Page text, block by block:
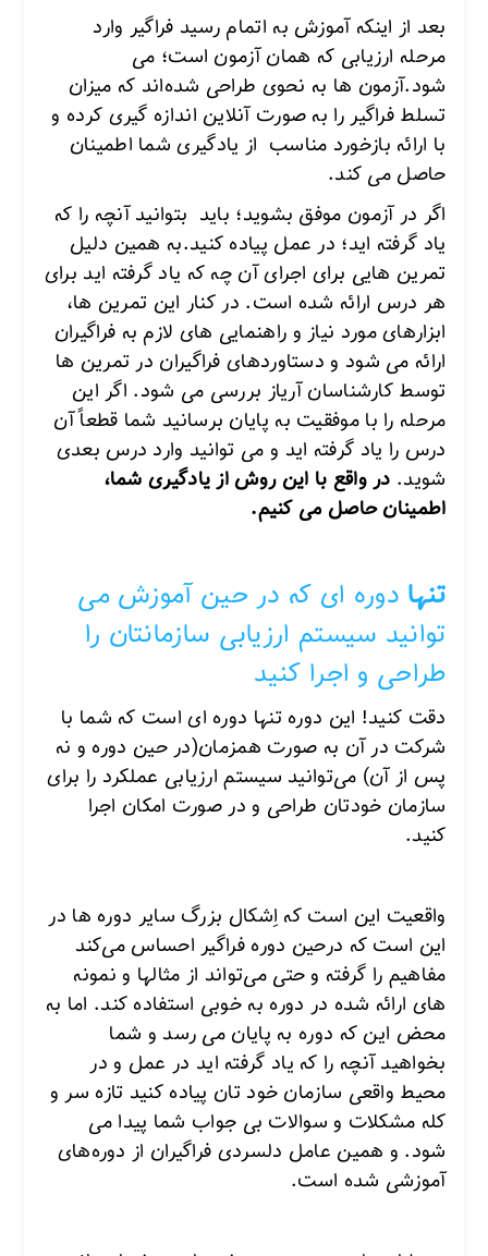
بعد از اینکه آموزش به اتمام رسید فراگیر وارد
مرحله ارزیابی که همان آزمون است؛ می
شود.آزمون ها به نحوی طراحی شده‌اند که میزان
تسلط فراگیر را به صورت آنلاین اندازه گیری کرده و
با ارائه بازخورد مناسب از یادگیری شما اطمینان
حاصل می کند.
اگر در آزمون موفق بشوید؛ باید بتوانید آنچه را که
یاد گرفته اید؛ در عمل پیاده کنید.به همین دلیل
تمرین هایی برای اجرای آن چه که یاد گرفته اید برای
هر درس ارائه شده است. در کنار این تمرین ها،
ابزارهای مورد نیاز و راهنمایی های لازم به فراگیران
ارائه می شود و دستاوردهای فراگیران در تمرین ها
توسط کارشناسان آریاز بررسی می شود. اگر این
مرحله را با موفقیت به پایان برسانید شما قطعاً آن
درس را یاد گرفته اید و می توانید وارد درس بعدی
شوید. در واقع با این روش از یادگیری شما،
اطمینان حاصل می کنیم.
تنها دوره ای که در حین آموزش می
توانید سیستم ارزیابی سازمانتان را
طراحی و اجرا کنید
دقت کنید! این دوره تنها دوره ای است که شما با
شرکت در آن به صورت همزمان(در حین دوره و نه
پس از آن) می‌توانید سیستم ارزیابی عملکرد را برای
سازمان خودتان طراحی و در صورت امکان اجرا
کنید.
واقعیت این است که اِشکال بزرگ سایر دوره ها در
این است که درحین دوره فراگیر احساس می‌کند
مفاهیم را گرفته و حتی می‌تواند از مثالها و نمونه
های ارائه شده در دوره به خوبی استفاده کند. اما به
محض این که دوره به پایان می رسد و شما
بخواهید آنچه را که یاد گرفته اید در عمل و در
محیط واقعی سازمان خود تان پیاده کنید تازه سر و
کله مشکلات و سوالات بی جواب شما پیدا می
شود. و همین عامل دلسردی فراگیران از دوره‌های
آموزشی شده است.